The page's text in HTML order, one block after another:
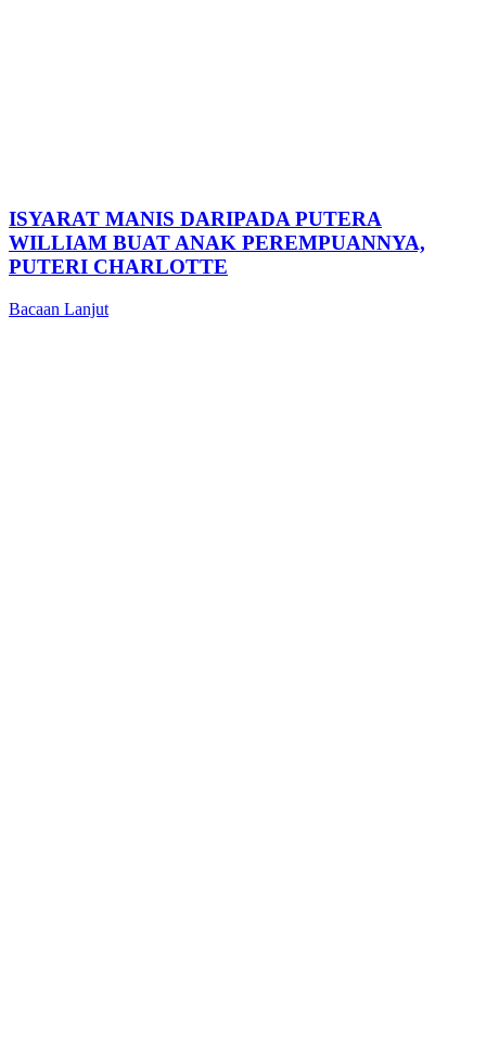
ISYARAT MANIS DARIPADA PUTERA
WILLIAM BUAT ANAK PEREMPUANNYA,
PUTERI CHARLOTTE
Bacaan Lanjut